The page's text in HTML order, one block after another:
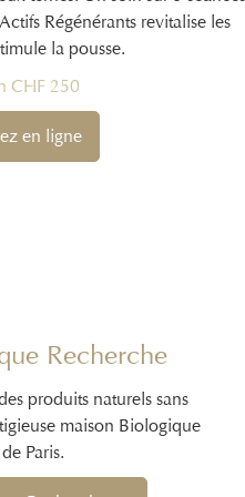
Régénérants revitalise les
la pousse.
CHF 250
en ligne
Recherche
produits naturels sans
maison Biologique
Paris.